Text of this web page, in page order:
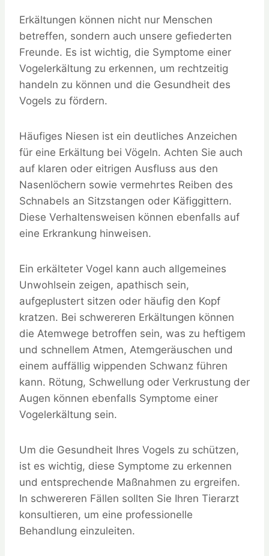
Erkältungen können nicht nur Menschen
betreffen, sondern auch unsere gefiederten
Freunde. Es ist wichtig, die Symptome einer
Vogelerkältung zu erkennen, um rechtzeitig
handeln zu können und die Gesundheit des
Vogels zu fördern.
Häufiges Niesen ist ein deutliches Anzeichen
für eine Erkältung bei Vögeln. Achten Sie auch
auf klaren oder eitrigen Ausfluss aus den
Nasenlöchern sowie vermehrtes Reiben des
Schnabels an Sitzstangen oder Käfiggittern.
Diese Verhaltensweisen können ebenfalls auf
eine Erkrankung hinweisen.
Ein erkälteter Vogel kann auch allgemeines
Unwohlsein zeigen, apathisch sein,
aufgeplustert sitzen oder häufig den Kopf
kratzen. Bei schwereren Erkältungen können
die Atemwege betroffen sein, was zu heftigem
und schnellem Atmen, Atemgeräuschen und
einem auffällig wippenden Schwanz führen
kann. Rötung, Schwellung oder Verkrustung der
Augen können ebenfalls Symptome einer
Vogelerkältung sein.
Um die Gesundheit Ihres Vogels zu schützen,
ist es wichtig, diese Symptome zu erkennen
und entsprechende Maßnahmen zu ergreifen.
In schwereren Fällen sollten Sie Ihren Tierarzt
konsultieren, um eine professionelle
Behandlung einzuleiten.